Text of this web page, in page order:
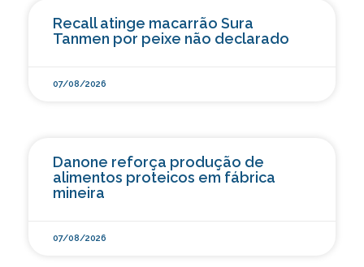
Recall atinge macarrão Sura
Tanmen por peixe não declarado
07/08/2026
Danone reforça produção de
alimentos proteicos em fábrica
mineira
07/08/2026